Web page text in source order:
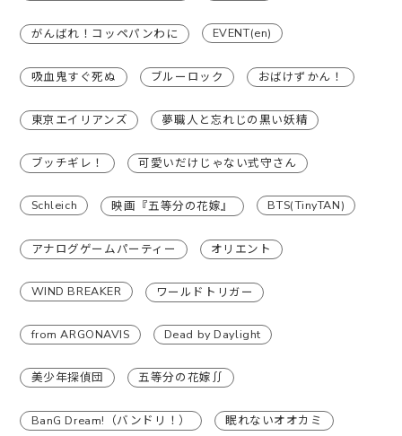
がんばれ！コッペパンわに EVENT(en)
吸血鬼すぐ死ぬ ブルーロック おばけずかん！
東京エイリアンズ 夢職人と忘れじの黒い妖精
ブッチギレ！ 可愛いだけじゃない式守さん
Schleich 映画『五等分の花嫁』 BTS(TinyTAN)
アナログゲームパーティー オリエント
WIND BREAKER ワールドトリガー
from ARGONAVIS Dead by Daylight
美少年探偵団 五等分の花嫁∬
BanG Dream!（バンドリ！） 眠れないオオカミ